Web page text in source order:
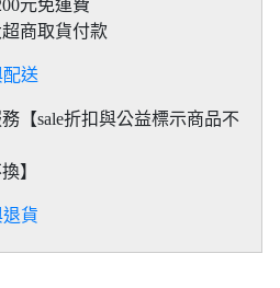
元免運費
商取貨付款
送
【sale折扣與公益標示商品不
】
貨